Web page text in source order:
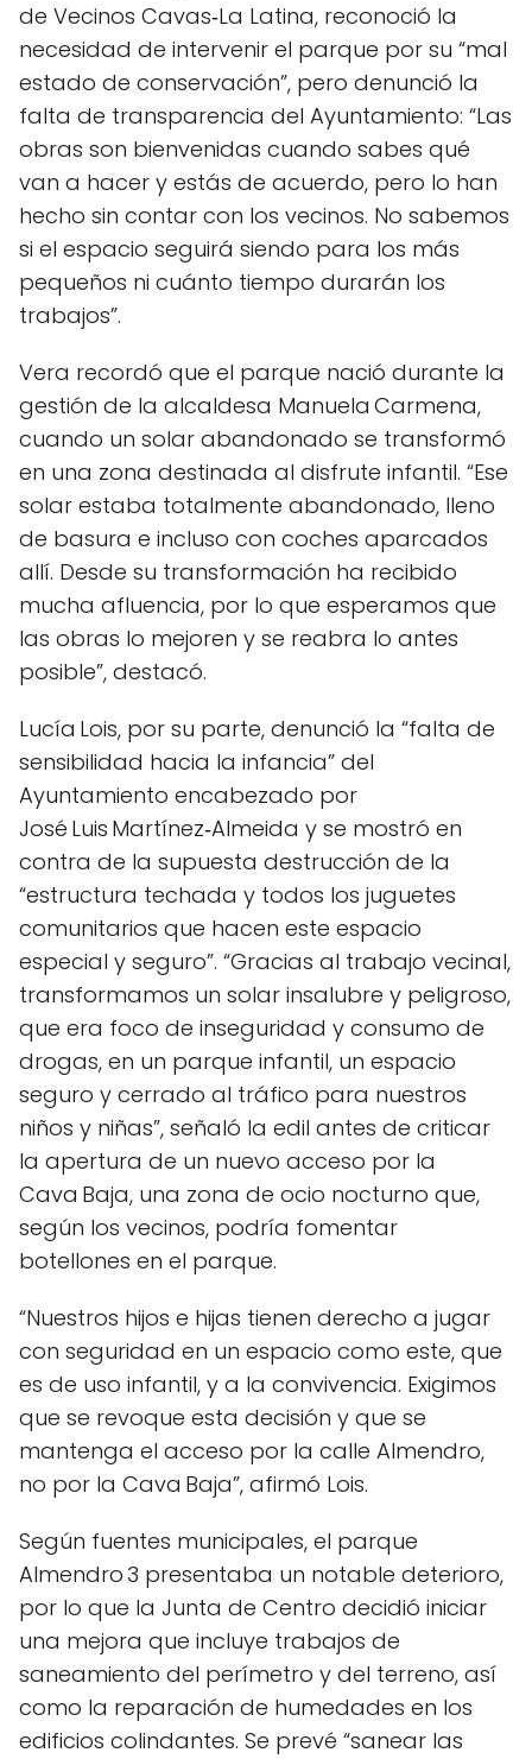
de Vecinos Cavas‑La Latina, reconoció la
necesidad de intervenir el parque por su “mal
estado de conservación”, pero denunció la
falta de transparencia del Ayuntamiento: “Las
obras son bienvenidas cuando sabes qué
van a hacer y estás de acuerdo, pero lo han
hecho sin contar con los vecinos. No sabemos
si el espacio seguirá siendo para los más
pequeños ni cuánto tiempo durarán los
trabajos”.
Vera recordó que el parque nació durante la
gestión de la alcaldesa Manuela Carmena,
cuando un solar abandonado se transformó
en una zona destinada al disfrute infantil. “Ese
solar estaba totalmente abandonado, lleno
de basura e incluso con coches aparcados
allí. Desde su transformación ha recibido
mucha afluencia, por lo que esperamos que
las obras lo mejoren y se reabra lo antes
posible”, destacó.
Lucía Lois, por su parte, denunció la “falta de
sensibilidad hacia la infancia” del
Ayuntamiento encabezado por
José Luis Martínez‑Almeida y se mostró en
contra de la supuesta destrucción de la
“estructura techada y todos los juguetes
comunitarios que hacen este espacio
especial y seguro”. “Gracias al trabajo vecinal,
transformamos un solar insalubre y peligroso,
que era foco de inseguridad y consumo de
drogas, en un parque infantil, un espacio
seguro y cerrado al tráfico para nuestros
niños y niñas”, señaló la edil antes de criticar
la apertura de un nuevo acceso por la
Cava Baja, una zona de ocio nocturno que,
según los vecinos, podría fomentar
botellones en el parque.
“Nuestros hijos e hijas tienen derecho a jugar
con seguridad en un espacio como este, que
es de uso infantil, y a la convivencia. Exigimos
que se revoque esta decisión y que se
mantenga el acceso por la calle Almendro,
no por la Cava Baja”, afirmó Lois.
Según fuentes municipales, el parque
Almendro 3 presentaba un notable deterioro,
por lo que la Junta de Centro decidió iniciar
una mejora que incluye trabajos de
saneamiento del perímetro y del terreno, así
como la reparación de humedades en los
edificios colindantes. Se prevé “sanear las